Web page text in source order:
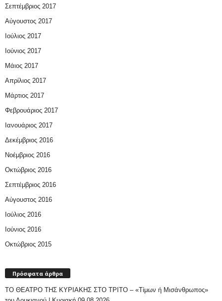
Σεπτέμβριος 2017
Αύγουστος 2017
Ιούλιος 2017
Ιούνιος 2017
Μάιος 2017
Απρίλιος 2017
Μάρτιος 2017
Φεβρουάριος 2017
Ιανουάριος 2017
Δεκέμβριος 2016
Νοέμβριος 2016
Οκτώβριος 2016
Σεπτέμβριος 2016
Αύγουστος 2016
Ιούλιος 2016
Ιούνιος 2016
Οκτώβριος 2015
Πρόσφατα άρθρα
ΤΟ ΘΕΑΤΡΟ ΤΗΣ ΚΥΡΙΑΚΗΣ ΣΤΟ ΤΡΙΤΟ – «Τίμων ή Μισάνθρωπος»